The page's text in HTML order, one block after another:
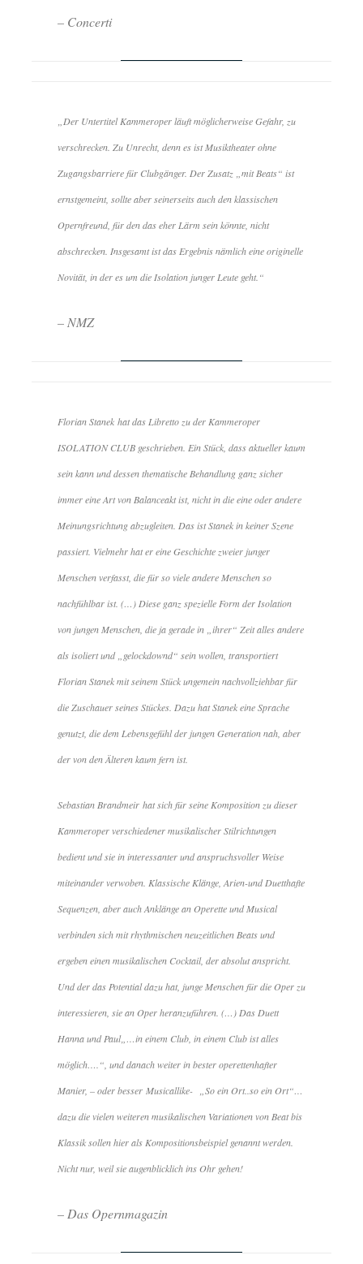
– Concerti
„Der Untertitel Kammeroper läuft möglicherweise Gefahr, zu
verschrecken. Zu Unrecht, denn es ist Musiktheater ohne
Zugangsbarriere für Clubgänger. Der Zusatz „mit Beats“ ist
ernstgemeint, sollte aber seinerseits auch den klassischen
Opernfreund, für den das eher Lärm sein könnte, nicht
abschrecken. Insgesamt ist das Ergebnis nämlich eine originelle
Novität, in der es um die Isolation junger Leute geht.“
– NMZ
Florian Stanek hat das Libretto zu der Kammeroper
ISOLATION CLUB geschrieben. Ein Stück, dass aktueller kaum
sein kann und dessen thematische Behandlung ganz sicher
immer eine Art von Balanceakt ist, nicht in die eine oder andere
Meinungsrichtung abzugleiten. Das ist Stanek in keiner Szene
passiert. Vielmehr hat er eine Geschichte zweier junger
Menschen verfasst, die für so viele andere Menschen so
nachfühlbar ist. (…) Diese ganz spezielle Form der Isolation
von jungen Menschen, die ja gerade in „ihrer“ Zeit alles andere
als isoliert und „gelockdownd“ sein wollen, transportiert
Florian Stanek mit seinem Stück ungemein nachvollziehbar für
die Zuschauer seines Stückes. Dazu hat Stanek eine Sprache
genutzt, die dem Lebensgefühl der jungen Generation nah, aber
der von den Älteren kaum fern ist.
Sebastian Brandmeir hat sich für seine Komposition zu dieser
Kammeroper verschiedener musikalischer Stilrichtungen
bedient und sie in interessanter und anspruchsvoller Weise
miteinander verwoben. Klassische Klänge, Arien-und Duetthafte
Sequenzen, aber auch Anklänge an Operette und Musical
verbinden sich mit rhythmischen neuzeitlichen Beats und
ergeben einen musikalischen Cocktail, der absolut anspricht.
Und der das Potential dazu hat, junge Menschen für die Oper zu
interessieren, sie an Oper heranzuführen. (…) Das Duett
Hanna und Paul„…in einem Club, in einem Club ist alles
möglich…. “, und danach weiter in bester operettenhafter
Manier, – oder besser Musicallike-
So ein Ort..so ein Ort“…
dazu die vielen weiteren musikalischen Variationen von Beat bis
Klassik sollen hier als Kompositionsbeispiel genannt werden.
Nicht nur, weil sie augenblicklich ins Ohr gehen!
– Das Opernmagazin